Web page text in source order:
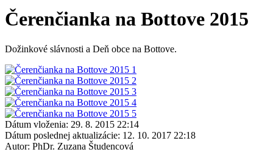
Čerenčianka na Bottove 2015
Dožinkové slávnosti a Deň obce na Bottove.
Dátum vloženia: 29. 8. 2015 22:14
Dátum poslednej aktualizácie: 12. 10. 2017 22:18
Autor: PhDr. Zuzana Študencová